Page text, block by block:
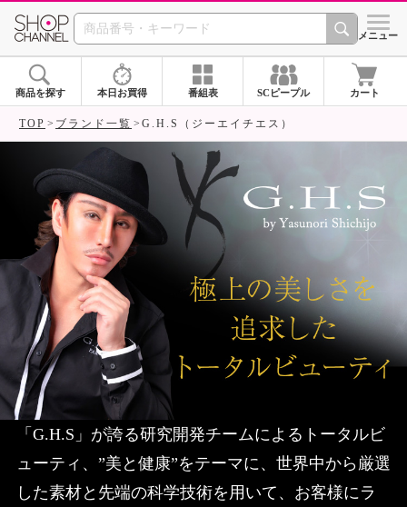
SHOP CHANNEL ショッ
メニュー
商品を探す 本日お買得 番組表 SCピープル カート
TOP ブランド一覧 G.H.S（ジーエイチエス）
「G.H.S」が誇る研究開発チームによるトータルビ
ューティ、”美と健康”をテーマに、世界中から厳選
した素材と先端の科学技術を用いて、お客様にラ